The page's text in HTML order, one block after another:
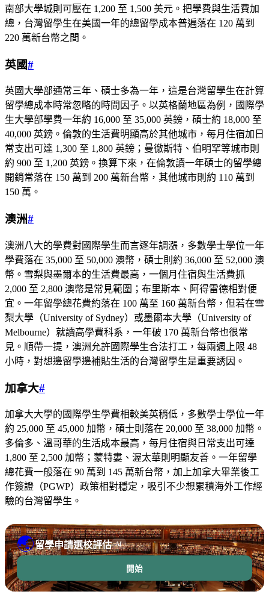
南部大學城則可壓在 1,200 至 1,500 美元。把學費與生活費加
總，台灣留學生在美國一年的總留學成本普遍落在 120 萬到
220 萬新台幣之間。
英國#
英國大學部通常三年、碩士多為一年，這是台灣留學生在計算
留學總成本時常忽略的時間因子。以英格蘭地區為例，國際學
生大學部學費一年約 16,000 至 35,000 英鎊，碩士約 18,000 至
40,000 英鎊。倫敦的生活費明顯高於其他城市，每月住宿加日
常支出可達 1,300 至 1,800 英鎊；曼徹斯特、伯明罕等城市則
約 900 至 1,200 英鎊。換算下來，在倫敦讀一年碩士的留學總
開銷常落在 150 萬到 200 萬新台幣，其他城市則約 110 萬到
150 萬。
澳洲#
澳洲八大的學費對國際學生而言逐年調漲，多數學士學位一年
學費落在 35,000 至 50,000 澳幣，碩士則約 36,000 至 52,000 澳
幣。雪梨與墨爾本的生活費最高，一個月住宿與生活費抓
2,000 至 2,800 澳幣是常見範圍；布里斯本、阿得雷德相對便
宜。一年留學總花費約落在 100 萬至 160 萬新台幣，但若在雪
梨大學（University of Sydney）或墨爾本大學（University of
Melbourne）就讀高學費科系，一年破 170 萬新台幣也很常
見。順帶一提，澳洲允許國際學生合法打工，每兩週上限 48
小時，對想邊留學邊補貼生活的台灣留學生是重要誘因。
加拿大#
加拿大大學的國際學生學費相較美英稍低，多數學士學位一年
約 25,000 至 45,000 加幣，碩士則落在 20,000 至 38,000 加幣。
多倫多、溫哥華的生活成本最高，每月住宿與日常支出可達
1,800 至 2,500 加幣；蒙特婁、渥太華則明顯友善。一年留學
總花費一般落在 90 萬到 145 萬新台幣，加上加拿大畢業後工
作簽證（PGWP）政策相對穩定，吸引不少想累積海外工作經
驗的台灣留學生。
🌏留學申請選校評估 AI
開始